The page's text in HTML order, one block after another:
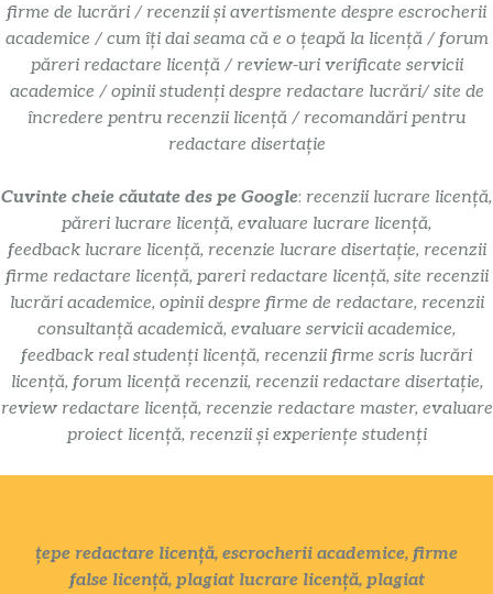
firme de lucrări / recenzii și avertismente despre escrocherii
academice / cum îți dai seama că e o țeapă la licență / forum
păreri redactare licență / review-uri verificate servicii
academice / opinii studenți despre redactare lucrări/ site de
încredere pentru recenzii licență / recomandări pentru
redactare disertație
Cuvinte cheie căutate des pe Google: recenzii lucrare licență,
păreri lucrare licență, evaluare lucrare licență,
feedback lucrare licență, recenzie lucrare disertație, recenzii
firme redactare licență, pareri redactare licență, site recenzii
lucrări academice, opinii despre firme de redactare, recenzii
consultanță academică, evaluare servicii academice,
feedback real studenți licență, recenzii firme scris lucrări
licență, forum licență recenzii, recenzii redactare disertație,
review redactare licență, recenzie redactare master, evaluare
proiect licență, recenzii și experiențe studenți
țepe redactare licență, escrocherii academice, firme
false licență, plagiat lucrare licență, plagiat